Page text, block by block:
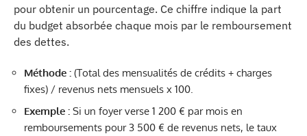
pour obtenir un pourcentage. Ce chiffre indique la part
du budget absorbée chaque mois par le remboursement
des dettes.
Méthode : (Total des mensualités de crédits + charges
fixes) / revenus nets mensuels x 100.
Exemple : Si un foyer verse 1 200 € par mois en
remboursements pour 3 500 € de revenus nets, le taux